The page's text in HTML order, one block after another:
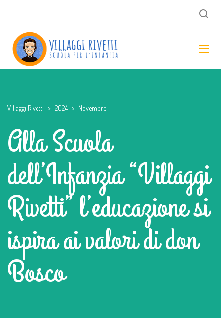
Villaggi Rivetti > 2024 > Novembre
Alla Scuola
dell’Infanzia “Villaggi
Rivetti” l’educazione si
ispira ai valori di don
Bosco